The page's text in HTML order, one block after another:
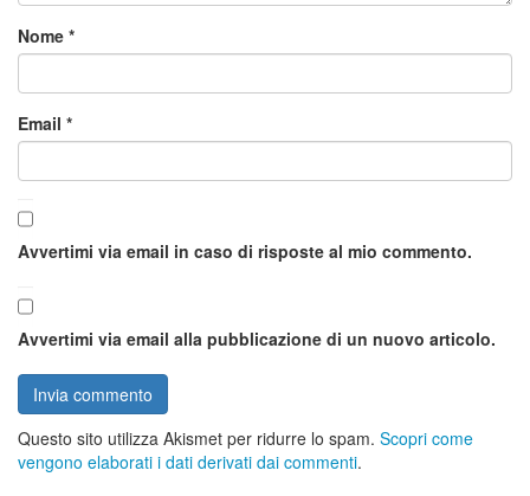
Nome *
Email *
Avvertimi via email in caso di risposte al mio commento.
Avvertimi via email alla pubblicazione di un nuovo articolo.
Questo sito utilizza Akismet per ridurre lo spam. Scopri come
vengono elaborati i dati derivati dai commenti.